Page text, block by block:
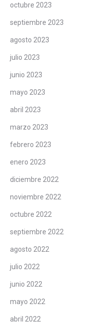
octubre 2023
septiembre 2023
agosto 2023
julio 2023
junio 2023
mayo 2023
abril 2023
marzo 2023
febrero 2023
enero 2023
diciembre 2022
noviembre 2022
octubre 2022
septiembre 2022
agosto 2022
julio 2022
junio 2022
mayo 2022
abril 2022